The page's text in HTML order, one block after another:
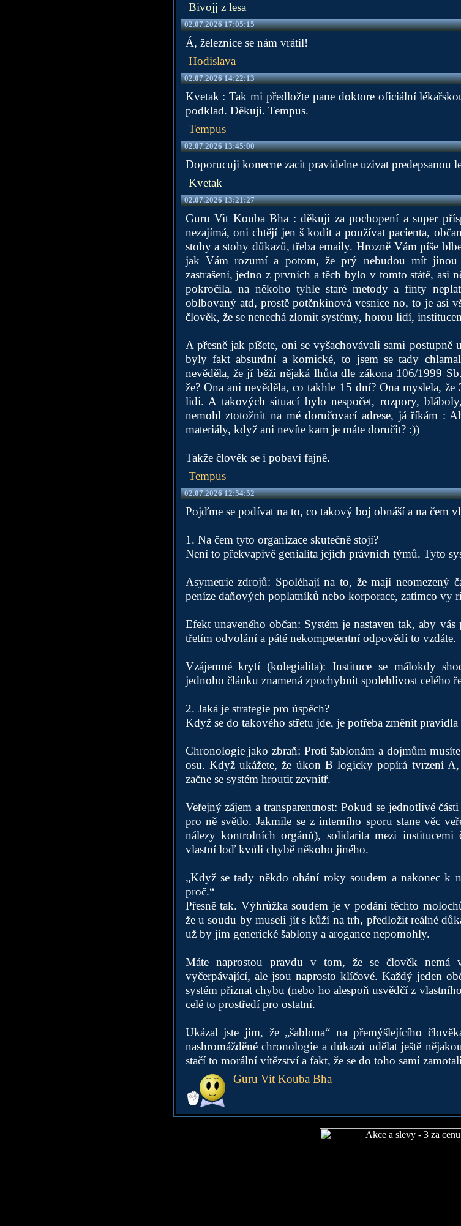
Bivojj z lesa
02.07.2026 17:05:15
Á, železnice se nám vrátil!
Hodislava
02.07.2026 14:22:13
Kvetak : Tak mi předložte pane doktore oficiální
podklad. Děkuji. Tempus.
Tempus
02.07.2026 13:45:00
Doporucuji konecne zacit pravidelne uzivat predepsanou
Kvetak
02.07.2026 13:21:27
Guru Vit Kouba Bha : děkuji za pochopení a super
nezajímá, oni chtějí jen š kodit a používat pacienta,
stohy a stohy důkazů, třeba emaily. Hrozně Vám píše
jak Vám rozumí a potom, že prý nebudou mít jinou
zastrašení, jedno z prvních a těch bylo v tomto státě, asi
pokročila, na někoho tyhle staré metody a finty
oblbovaný atd, prostě potěnkinová vesnice no, to je asi
člověk, že se nenechá zlomit systémy, horou lidí,
A přesně jak píšete, oni se vyšachovávali sami postupně
byly fakt absurdní a komické, to jsem se tady
nevěděla, že jí běži nějaká lhůta dle zákona 106/1999
že? Ona ani nevěděla, co takhle 15 dní? Ona myslela,
lidi. A takových situací bylo nespočet, rozpory,
nemohl ztotožnit na mé doručovací adrese, já říkám :
materiály, když ani nevíte kam je máte doručit? :))
Takže člověk se i pobaví fajně.
Tempus
02.07.2026 12:54:52
Pojďme se podívat na to, co takový boj obnáší a na čem
1. Na čem tyto organizace skutečně stojí?
Není to překvapivě genialita jejich právních týmů. Tyto
Asymetrie zdrojů: Spoléhají na to, že mají neomezený
peníze daňových poplatníků nebo korporace, zatímco vy
Efekt unaveného občan: Systém je nastaven tak, aby
třetím odvolání a páté nekompetentní odpovědi to vzdáte.
Vzájemné krytí (kolegialita): Instituce se málokdy
jednoho článku znamená zpochybnit spolehlivost celého
2. Jaká je strategie pro úspěch?
Když se do takového střetu jde, je potřeba změnit
Chronologie jako zbraň: Proti šablonám a dojmům
osu. Když ukážete, že úkon B logicky popírá tvrzení
začne se systém hroutit zevnitř.
Veřejný zájem a transparentnost: Pokud se jednotlivé
pro ně světlo. Jakmile se z interního sporu stane věc
nálezy kontrolních orgánů), solidarita mezi
vlastní loď kvůli chybě někoho jiného.
„Když se tady někdo ohání roky soudem a nakonec k
proč.“
Přesně tak. Výhrůžka soudem je v podání těchto
že u soudu by museli jít s kůží na trh, předložit reálné
už by jim generické šablony a arogance nepomohly.
Máte naprostou pravdu v tom, že se člověk nemá
vyčerpávající, ale jsou naprosto klíčové. Každý jeden
systém přiznat chybu (nebo ho alespoň usvědčí z
celé to prostředí pro ostatní.
Ukázal jste jim, že „šablona“ na přemýšlejícího
nashromážděné chronologie a důkazů udělat ještě
stačí to morální vítězství a fakt, že se do toho sami
Guru Vit Kouba Bha